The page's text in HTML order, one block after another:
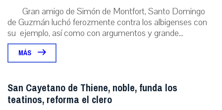
Gran amigo de Simón de Montfort, Santo Domingo
de Guzmán luchó ferozmente contra los albigenses con
su ejemplo, así como con argumentos y grande...
MÁS
San Cayetano de Thiene, noble, funda los
teatinos, reforma el clero